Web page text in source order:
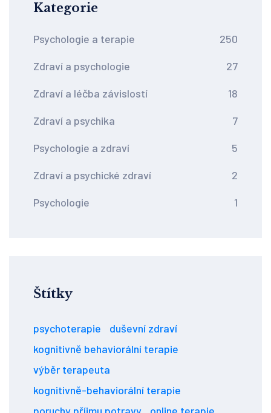
Kategorie
Psychologie a terapie 250
Zdraví a psychologie 27
Zdraví a léčba závislostí 18
Zdraví a psychika 7
Psychologie a zdraví 5
Zdraví a psychické zdraví 2
Psychologie 1
Štítky
psychoterapie
duševní zdraví
kognitivně behaviorální terapie
výběr terapeuta
kognitivně-behaviorální terapie
poruchy příjmu potravy
online terapie